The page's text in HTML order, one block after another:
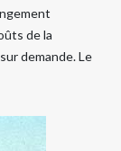
de la
demande. Le